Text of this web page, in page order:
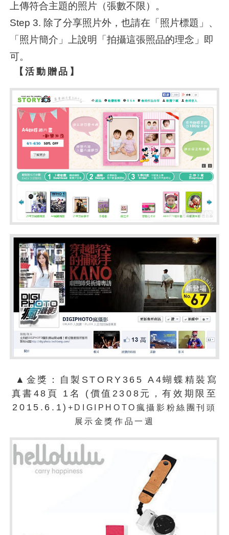
上傳符合主題的照片（張數不限）。
Step 3. 除了分享照片外，也請在「照片標題」、
「照片簡介」上說明「拍攝這張照品的理念」即
可。
【活動贈品】
▲金獎：自製STORY365 A4蝴蝶精裝寫
真書48頁 1名 (價值2308元，有效期限至
2015.6.1) +DIGIPHOTO瘋攝影粉絲團刊頭
展示金獎作品一週